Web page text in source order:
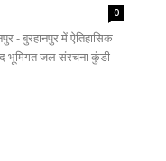
0
- बुरहानपुर में ऐतिहासिक
भूमिगत जल संरचना कुंडी